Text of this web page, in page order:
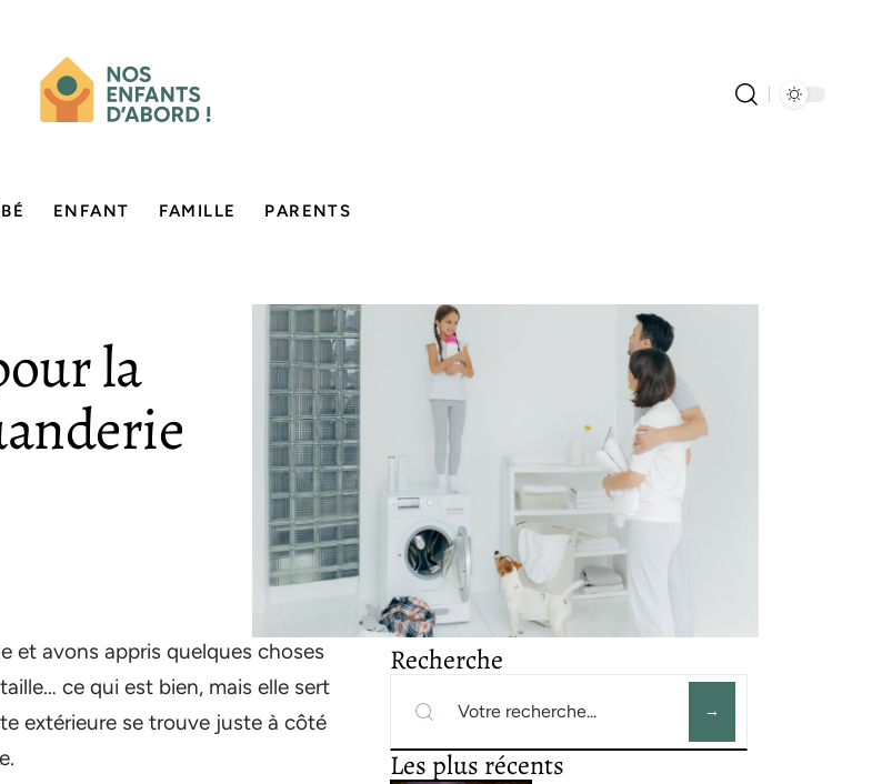
ENFANT FAMILLE PARENTS
la
et avons appris quelques choses
ce qui est bien, mais elle sert
extérieure se trouve juste à côté
Recherche
Les plus récents